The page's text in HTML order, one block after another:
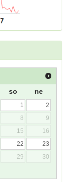
so ne
1
2
8
9
15
16
22
23
29
30